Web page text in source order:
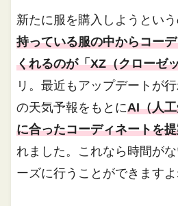
新たに服を購入しようとい
持っている服の中からコー
くれるのが「XZ（クローゼ
リ。最近もアップデートが
の天気予報をもとにAI（人
に合ったコーディネートを
れました。これなら時間が
ーズに行うことができますよ